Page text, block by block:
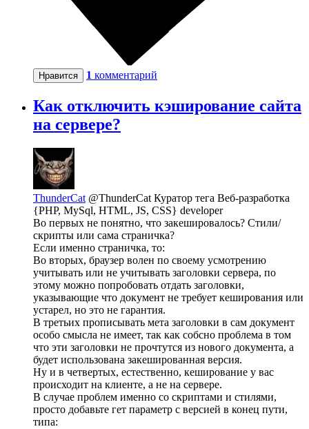
Нравится 1 комментарий
Как отключить кэширование сайта
на сервере?
ThunderCat @ThunderCat Куратор тега Веб-разработка
{PHP, MySql, HTML, JS, CSS} developer
Во первых не понятно, что закешировалось? Стили/
скрипты или сама страничка?
Если именно страничка, то:
Во вторых, браузер волен по своему усмотрению
учитывать или не учитывать заголовки сервера, по
этому можно попробовать отдать заголовки,
указывающие что документ не требует кеширования или
устарел, но это не гарантия.
В третьих прописывать мета заголовки в сам документ
особо смысла не имеет, так как собсно проблема в том
что эти заголовки не прочтутся из нового документа, а
будет использована закешированная версия.
Ну и в четвертых, естественно, кеширование у вас
происходит на клиенте, а не на сервере.
В случае проблем именно со скриптами и стилями,
просто добавьте гет параметр с версией в конец пути,
типа: